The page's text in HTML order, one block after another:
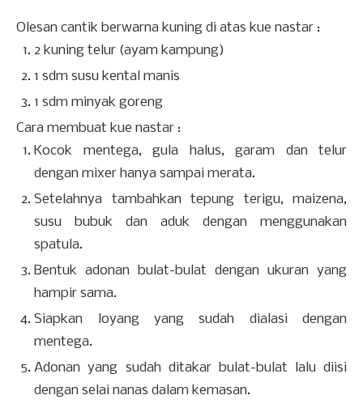
Olesan cantik berwarna kuning di atas kue nastar :
2 kuning telur (ayam kampung)
1 sdm susu kental manis
1 sdm minyak goreng
Cara membuat kue nastar :
Kocok mentega, gula halus, garam dan telur
dengan mixer hanya sampai merata.
Setelahnya tambahkan tepung terigu, maizena,
susu bubuk dan aduk dengan menggunakan
spatula.
Bentuk adonan bulat-bulat dengan ukuran yang
hampir sama.
Siapkan loyang yang sudah dialasi dengan
mentega.
Adonan yang sudah ditakar bulat-bulat lalu diisi
dengan selai nanas dalam kemasan.